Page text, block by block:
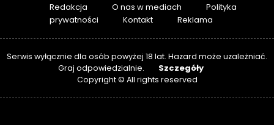
Redakcja O nas w mediach
Polityka
prywatności
Kontakt Reklama
Serwis wyłącznie dla osób powyżej 18 lat. Hazard może uzależniać.
Graj odpowiedzialnie.
Szczegóły
Copyright © All rights reserved